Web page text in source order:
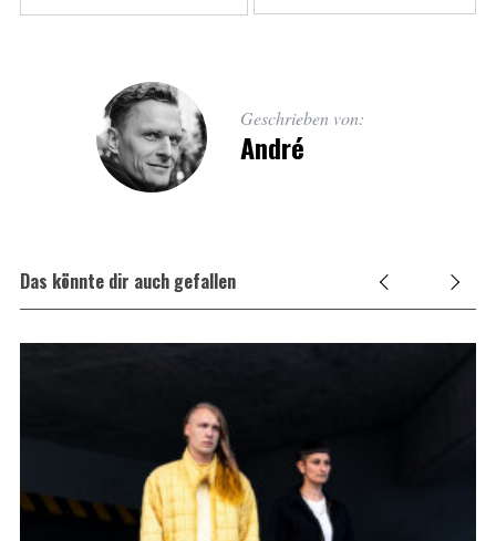
Geschrieben von:
André
Das könnte dir auch gefallen